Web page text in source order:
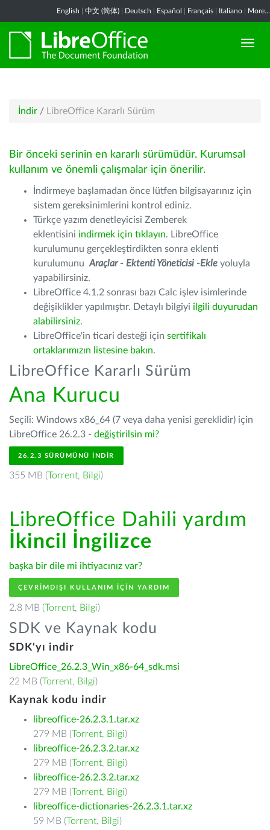
English 中文 (简体) Deutsch Español Français Italiano More...
İndir / LibreOffice Kararlı Sürüm
Bir önceki serinin en kararlı sürümüdür. Kurumsal
kullanım ve önemli çalışmalar için önerilir.
İndirmeye başlamadan önce lütfen bilgisayarınız için
sistem gereksinimlerini kontrol ediniz.
Türkçe yazım denetleyicisi Zemberek
eklentisini indirmek için tıklayın. LibreOffice
kurulumunu gerçekleştirdikten sonra eklenti
kurulumunu Araçlar - Ektenti Yöneticisi -Ekle yoluyla
yapabilirsiniz.
LibreOffice 4.1.2 sonrası bazı Calc işlev isimlerinde
değişiklikler yapılmıştır. Detaylı bilgiyi ilgili duyurudan
alabilirsiniz.
LibreOffice'in ticari desteği için sertifikalı
ortaklarımızın listesine bakın.
LibreOffice Kararlı Sürüm
Ana Kurucu
Seçili: Windows x86_64 (7 veya daha yenisi gereklidir) için
LibreOffice 26.2.3 - değiştirilsin mi?
26.2.3 SÜRÜMÜNÜ İNDIR
355 MB (Torrent, Bilgi)
LibreOffice Dahili yardım
İkincil İngilizce
başka bir dile mi ihtiyacınız var?
ÇEVRIMDIŞI KULLANIM IÇIN YARDIM
2.8 MB (Torrent, Bilgi)
SDK ve Kaynak kodu
SDK'yı indir
LibreOffice_26.2.3_Win_x86-64_sdk.msi
22 MB (Torrent, Bilgi)
Kaynak kodu indir
libreoffice-26.2.3.1.tar.xz
279 MB (Torrent, Bilgi)
libreoffice-26.2.3.2.tar.xz
279 MB (Torrent, Bilgi)
libreoffice-26.2.3.2.tar.xz
279 MB (Torrent, Bilgi)
libreoffice-dictionaries-26.2.3.1.tar.xz
59 MB (Torrent, Bilgi)